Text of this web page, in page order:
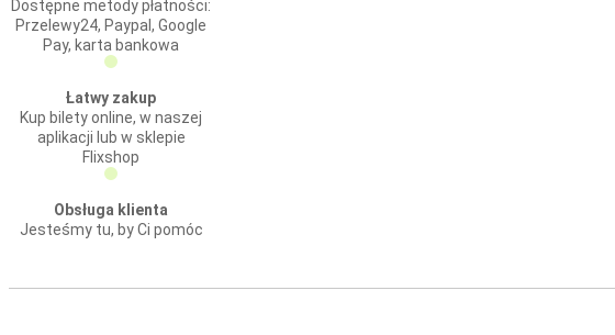
Dostępne metody płatności:
Przelewy24, Paypal, Google
Pay, karta bankowa
Łatwy zakup
Kup bilety online, w naszej
aplikacji lub w sklepie
Flixshop
Obsługa klienta
Jesteśmy tu, by Ci pomóc